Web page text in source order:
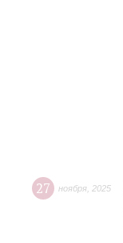
27 ноября 2025